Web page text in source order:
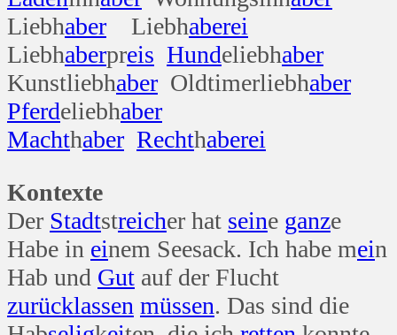
Liebhaber Liebhaberei
Liebhaberpreis Hundeliebhaber
Kunstliebhaber Oldtimerliebhaber
Pferdeliebhaber
Machthaber Rechthaberei
Kontexte
Der Stadtstreicher hat seine ganze
Habe in einem Seesack. Ich habe mein
Hab und Gut auf der Flucht
zurücklassen müssen. Das sind die